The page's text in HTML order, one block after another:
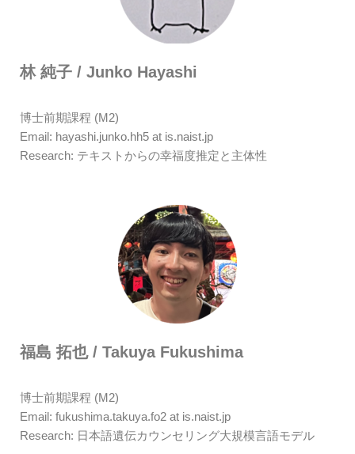
林 純子 / Junko Hayashi
博士前期課程 (M2)
Email: hayashi.junko.hh5 at is.naist.jp
Research: テキストからの幸福度推定と主体性
福島 拓也 / Takuya Fukushima
博士前期課程 (M2)
Email: fukushima.takuya.fo2 at is.naist.jp
Research: 日本語遺伝カウンセリング大規模言語モデル